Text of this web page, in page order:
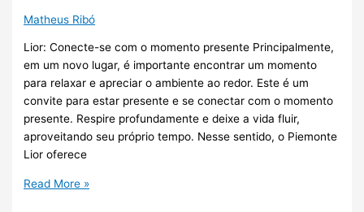
Matheus Ribó
Lior: Conecte-se com o momento presente Principalmente,
em um novo lugar, é importante encontrar um momento
para relaxar e apreciar o ambiente ao redor. Este é um
convite para estar presente e se conectar com o momento
presente. Respire profundamente e deixe a vida fluir,
aproveitando seu próprio tempo. Nesse sentido, o Piemonte
Lior oferece
Read More »